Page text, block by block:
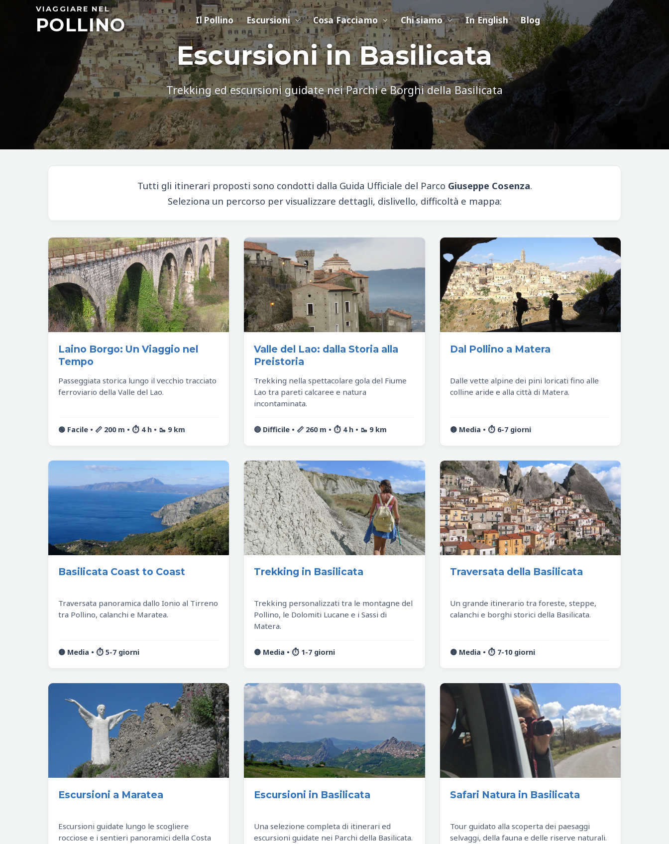
VIAGGIARE NEL
POLLINO Il Pollino Escursioni Cosa Facciamo Chi siamo In English Blog
Escursioni in Basilicata
Trekking ed escursioni guidate nei Parchi e Borghi della Basilicata
Tutti gli itinerari proposti sono condotti dalla Guida Ufficiale del Parco Giuseppe Cosenza.
Seleziona un percorso per visualizzare dettagli, dislivello, difficoltà e mappa:
Laino Borgo: Un Viaggio nel
Tempo
Passeggiata storica lungo il vecchio tracciato
ferroviario della Valle del Lao.
🟢 Facile • 📏 200 m • ⏱️ 4 h • 🥾 9 km
Valle del Lao: dalla Storia alla
Preistoria
Trekking nella spettacolare gola del Fiume
Lao tra pareti calcaree e natura
incontaminata.
🔴 Difficile • 📏 260 m • ⏱️ 4 h • 🥾 9 km
Dal Pollino a Matera
Dalle vette alpine dei pini loricati fino alle
colline aride e alla città di Matera.
🟡 Media • ⏱️ 6-7 giorni
Basilicata Coast to Coast
Traversata panoramica dallo Ionio al Tirreno
tra Pollino, calanchi e Maratea.
🟡 Media • ⏱️ 5-7 giorni
Trekking in Basilicata
Trekking personalizzati tra le montagne del
Pollino, le Dolomiti Lucane e i Sassi di
Matera.
🟡 Media • ⏱️ 1-7 giorni
Traversata della Basilicata
Un grande itinerario tra foreste, steppe,
calanchi e borghi storici della Basilicata.
🟡 Media • ⏱️ 7-10 giorni
Escursioni a Maratea
Escursioni guidate lungo le scogliere
rocciose e i sentieri panoramici della Costa
Escursioni in Basilicata
Una selezione completa di itinerari ed
escursioni guidate nei Parchi della Basilicata.
Safari Natura in Basilicata
Tour guidato alla scoperta dei paesaggi
selvaggi, della fauna e delle riserve naturali.